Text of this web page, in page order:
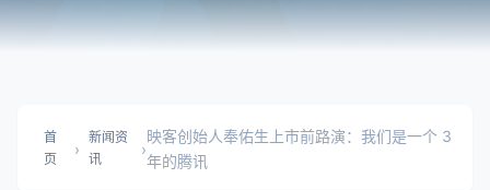
首
页
›
新闻资
讯
›
映客创始人奉佑生上市前路演：我们是一个 3
年的腾讯